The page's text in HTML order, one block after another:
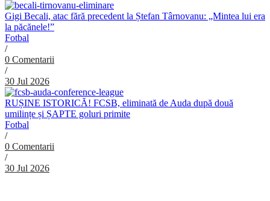
Gigi Becali, atac fără precedent la Ștefan Târnovanu: „Mintea lui era
la păcănele!”
Fotbal
/
0 Comentarii
/
30 Jul 2026
RUȘINE ISTORICĂ! FCSB, eliminată de Auda după două
umilințe și ȘAPTE goluri primite
Fotbal
/
0 Comentarii
/
30 Jul 2026